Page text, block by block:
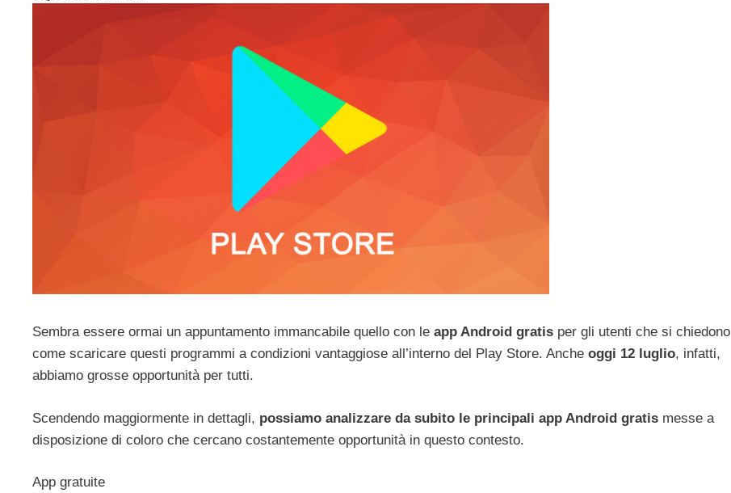
Sembra essere ormai un appuntamento immancabile quello con le app Android gratis per gli utenti che si chiedono
come scaricare questi programmi a condizioni vantaggiose all’interno del Play Store. Anche oggi 12 luglio, infatti,
abbiamo grosse opportunità per tutti.
Scendendo maggiormente in dettagli, possiamo analizzare da subito le principali app Android gratis messe a
disposizione di coloro che cercano costantemente opportunità in questo contesto.
App gratuite